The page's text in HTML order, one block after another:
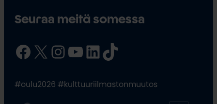
Seuraa meitä somessa
Facebook X InstagramYouTube LinkedIn TikTok
#oulu2026 #kulttuuriilmastonmuutos